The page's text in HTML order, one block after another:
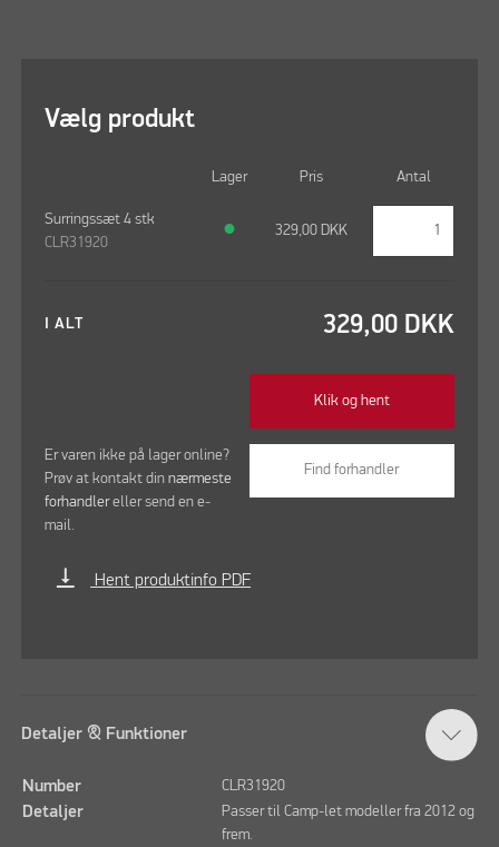
Vælg produkt
Lager Pris Antal
Surringssæt 4 stk
CLR31920
● 329,00 DKK
I ALT 329,00 DKK
Klik og hent
Er varen ikke på lager online?
Prøv at kontakt dinnærmeste
forhandlereller send en e-
mail.
Find forhandler
vertical_align_bottom Hent produktinfo PDF
Detaljer & Funktioner
Number CLR31920
Detaljer
Passer til Camp-let modeller fra 2012 og
frem.